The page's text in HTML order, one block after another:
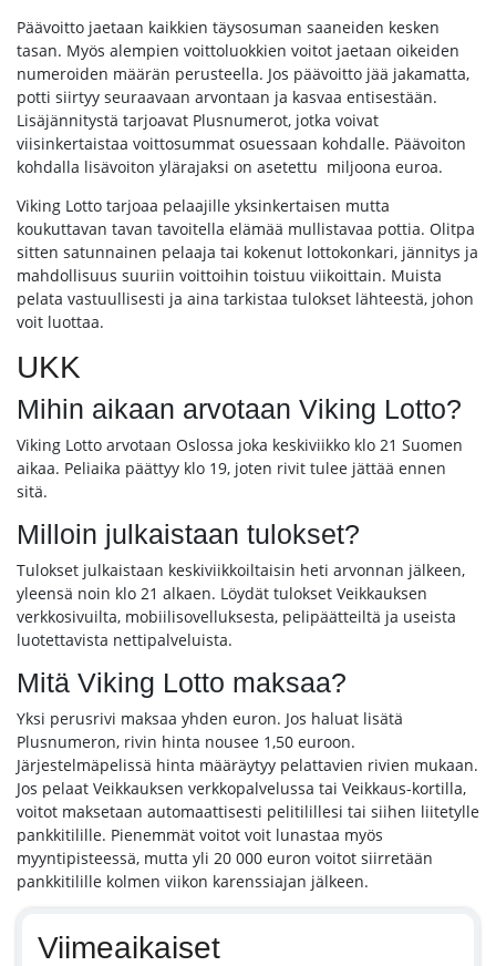
Päävoitto jaetaan kaikkien täysosuman saaneiden kesken
tasan. Myös alempien voittoluokkien voitot jaetaan oikeiden
numeroiden määrän perusteella. Jos päävoitto jää jakamatta,
potti siirtyy seuraavaan arvontaan ja kasvaa entisestään.
Lisäjännitystä tarjoavat Plusnumerot, jotka voivat
viisinkertaistaa voittosummat osuessaan kohdalle. Päävoiton
kohdalla lisävoiton ylärajaksi on asetettu miljoona euroa.
Viking Lotto tarjoaa pelaajille yksinkertaisen mutta
koukuttavan tavan tavoitella elämää mullistavaa pottia. Olitpa
sitten satunnainen pelaaja tai kokenut lottokonkari, jännitys ja
mahdollisuus suuriin voittoihin toistuu viikoittain. Muista
pelata vastuullisesti ja aina tarkistaa tulokset lähteestä, johon
voit luottaa.
UKK
Mihin aikaan arvotaan Viking Lotto?
Viking Lotto arvotaan Oslossa joka keskiviikko klo 21 Suomen
aikaa. Peliaika päättyy klo 19, joten rivit tulee jättää ennen
sitä.
Milloin julkaistaan tulokset?
Tulokset julkaistaan keskiviikkoiltaisin heti arvonnan jälkeen,
yleensä noin klo 21 alkaen. Löydät tulokset Veikkauksen
verkkosivuilta, mobiilisovelluksesta, pelipäätteiltä ja useista
luotettavista nettipalveluista.
Mitä Viking Lotto maksaa?
Yksi perusrivi maksaa yhden euron. Jos haluat lisätä
Plusnumeron, rivin hinta nousee 1,50 euroon.
Järjestelmäpelissä hinta määräytyy pelattavien rivien mukaan.
Jos pelaat Veikkauksen verkkopalvelussa tai Veikkaus-kortilla,
voitot maksetaan automaattisesti pelitilillesi tai siihen liitetylle
pankkitilille. Pienemmät voitot voit lunastaa myös
myyntipisteessä, mutta yli 20 000 euron voitot siirretään
pankkitilille kolmen viikon karenssiajan jälkeen.
Viimeaikaiset